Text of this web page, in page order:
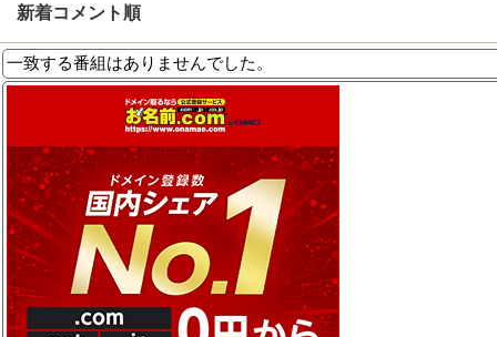
新着コメント順
一致する番組はありませんでした。